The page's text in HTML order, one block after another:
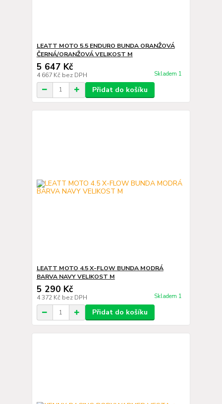
LEATT MOTO 5.5 ENDURO BUNDA ORANŽOVÁ
ČERNÁ/ORANŽOVÁ VELIKOST M
5 647 Kč
4 667 Kč bez DPH Skladem 1
Přidat do košíku
LEATT MOTO 4.5 X-FLOW BUNDA MODRÁ
BARVA NAVY VELIKOST M
5 290 Kč
4 372 Kč bez DPH Skladem 1
Přidat do košíku